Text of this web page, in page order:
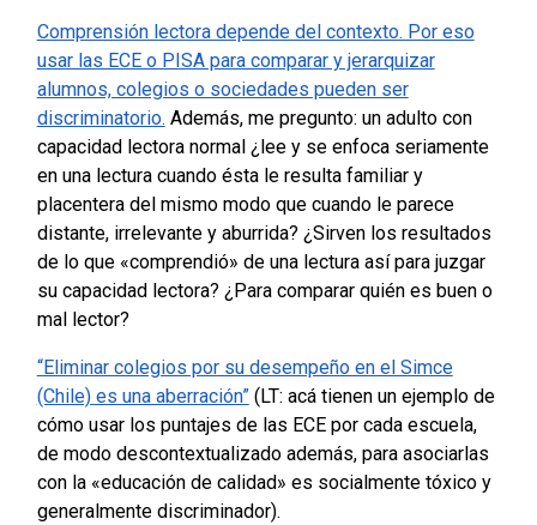
Comprensión lectora depende del contexto. Por eso
usar las ECE o PISA para comparar y jerarquizar
alumnos, colegios o sociedades pueden ser
discriminatorio. Además, me pregunto: un adulto con
capacidad lectora normal ¿lee y se enfoca seriamente
en una lectura cuando ésta le resulta familiar y
placentera del mismo modo que cuando le parece
distante, irrelevante y aburrida? ¿Sirven los resultados
de lo que «comprendió» de una lectura así para juzgar
su capacidad lectora? ¿Para comparar quién es buen o
mal lector?
“Eliminar colegios por su desempeño en el Simce
(Chile) es una aberración”(LT: acá tienen un ejemplo de
cómo usar los puntajes de las ECE por cada escuela,
de modo descontextualizado además, para asociarlas
con la «educación de calidad» es socialmente tóxico y
generalmente discriminador).